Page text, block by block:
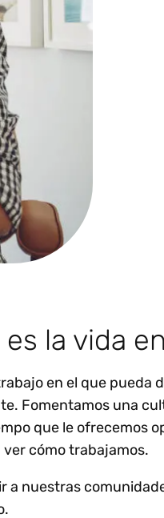
la vida
en el que pueda
Fomentamos una
que le ofrecemos
cómo trabajamos.
a nuestras